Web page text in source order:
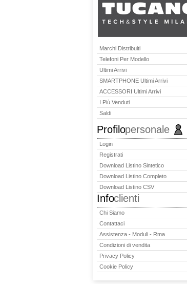
Marchi Distribuiti
Telefoni Per Modello
Ultimi Arrivi
SMARTPHONE Ultimi Arrivi
ACCESSORI Ultimi Arrivi
I Più Venduti
Saldi
Profilopersonale
Login
Registrati
Download Listino Sintetico
Download Listino Completo
Download Listino CSV
Infoclienti
Chi Siamo
Contattaci
Assistenza - Moduli - Rma
Condizioni di vendita
Privacy Policy
Cookie Policy